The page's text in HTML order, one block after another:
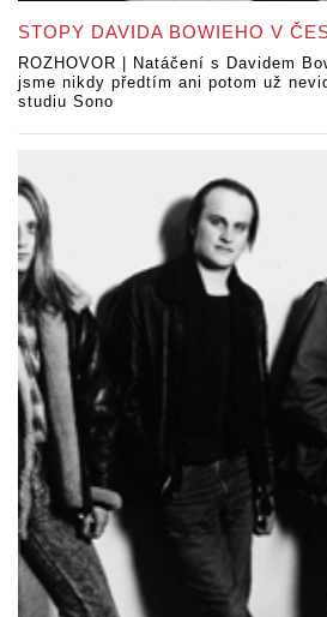
STOPY DAVIDA BOWIEHO V
ROZHOVOR | Natáčení s Davidem
jsme nikdy předtím ani potom už
studiu Sono